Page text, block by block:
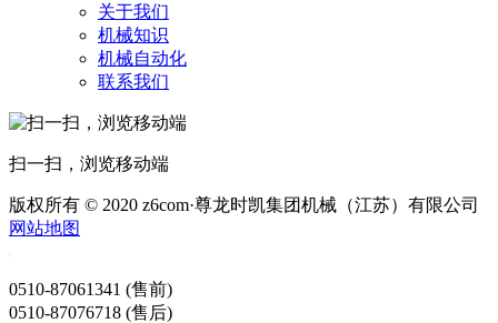
关于我们
机械知识
机械自动化
联系我们
扫一扫，浏览移动端
版权所有 © 2020 z6com·尊龙时凯集团机械（江苏）有限公司
网站地图
0510-87061341 (售前)
0510-87076718 (售后)